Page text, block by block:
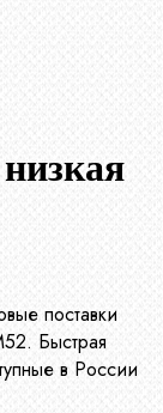
поставки
Быстрая
в России